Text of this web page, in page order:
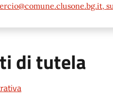
di tutela